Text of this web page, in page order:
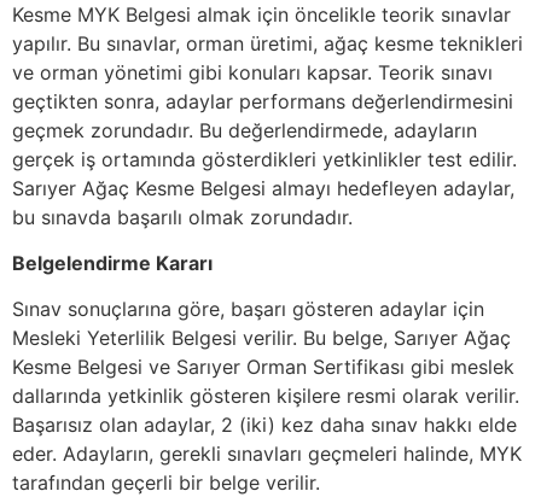
Kesme MYK Belgesi almak için öncelikle teorik sınavlar
yapılır. Bu sınavlar, orman üretimi, ağaç kesme teknikleri
ve orman yönetimi gibi konuları kapsar. Teorik sınavı
geçtikten sonra, adaylar performans değerlendirmesini
geçmek zorundadır. Bu değerlendirmede, adayların
gerçek iş ortamında gösterdikleri yetkinlikler test edilir.
Sarıyer Ağaç Kesme Belgesi almayı hedefleyen adaylar,
bu sınavda başarılı olmak zorundadır.
Belgelendirme Kararı
Sınav sonuçlarına göre, başarı gösteren adaylar için
Mesleki Yeterlilik Belgesi verilir. Bu belge, Sarıyer Ağaç
Kesme Belgesi ve Sarıyer Orman Sertifikası gibi meslek
dallarında yetkinlik gösteren kişilere resmi olarak verilir.
Başarısız olan adaylar, 2 (iki) kez daha sınav hakkı elde
eder. Adayların, gerekli sınavları geçmeleri halinde, MYK
tarafından geçerli bir belge verilir.